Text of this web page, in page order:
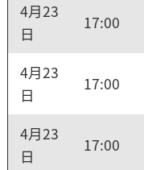
4月23
日
17:00
4月23
日
17:00
4月23
日
17:00